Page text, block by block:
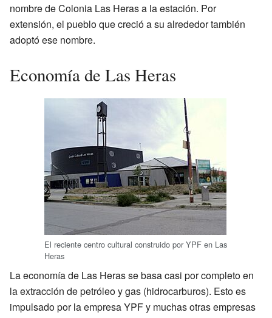
nombre de Colonia Las Heras a la estación. Por
extensión, el pueblo que creció a su alrededor también
adoptó ese nombre.
Economía de Las Heras
El reciente centro cultural construido por YPF en Las
Heras
La economía de Las Heras se basa casi por completo en
la extracción de petróleo y gas (hidrocarburos). Esto es
impulsado por la empresa YPF y muchas otras empresas